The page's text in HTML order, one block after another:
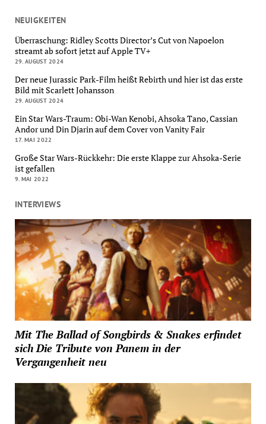
NEUIGKEITEN
Überraschung: Ridley Scotts Director’s Cut von Napoelon
streamt ab sofort jetzt auf Apple TV+
29. AUGUST 2024
Der neue Jurassic Park-Film heißt Rebirth und hier ist das erste
Bild mit Scarlett Johansson
29. AUGUST 2024
Ein Star Wars-Traum: Obi-Wan Kenobi, Ahsoka Tano, Cassian
Andor und Din Djarin auf dem Cover von Vanity Fair
17. MAI 2022
Große Star Wars-Rückkehr: Die erste Klappe zur Ahsoka-Serie
ist gefallen
9. MAI 2022
INTERVIEWS
Mit The Ballad of Songbirds & Snakes erfindet
sich Die Tribute von Panem in der
Vergangenheit neu